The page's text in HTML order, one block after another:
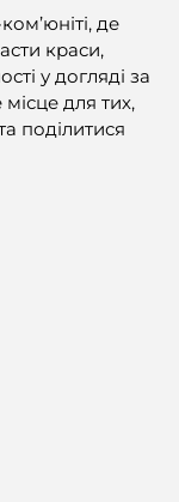
де
краси,
у догляді за
місце для тих,
поділитися